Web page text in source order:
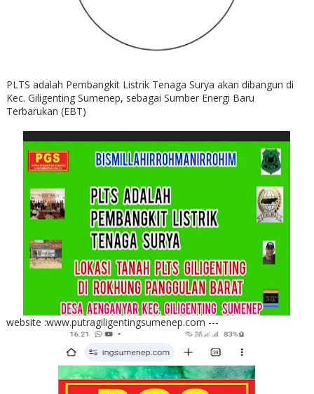
PLTS adalah Pembangkit Listrik Tenaga Surya akan dibangun di
Kec. Giligenting Sumenep, sebagai Sumber Energi Baru
Terbarukan (EBT)
website :www.putragiligentingsumenep.com ---